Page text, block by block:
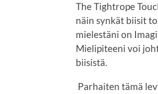
The Tightrope
näin synkät biisit
mielestäni on
Mielipiteeni voi
biisistä.
Parhaiten tämä